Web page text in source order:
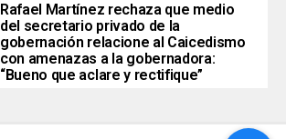
Rafael Martínez rechaza que medio
del secretario privado de la
gobernación relacione al Caicedismo
con amenazas a la gobernadora:
“Bueno que aclare y rectifique”